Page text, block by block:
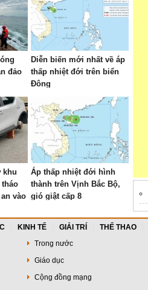
đảo
Diễn biến mới nhất về áp
thấp nhiệt đới trên biển
Đông
khu
vào
Áp thấp nhiệt đới hình
thành trên Vịnh Bắc Bộ,
gió giật cấp 8
KINH TẾ GIẢI TRÍ THỂ THAO
Trong nước
Giáo dục
Cộng đồng mạng